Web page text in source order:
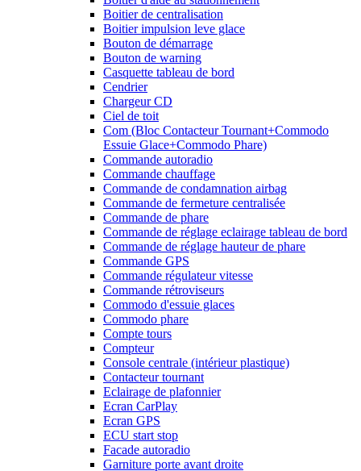
Boitier de centralisation
Boitier impulsion leve glace
Bouton de démarrage
Bouton de warning
Casquette tableau de bord
Cendrier
Chargeur CD
Ciel de toit
Com (Bloc Contacteur Tournant+Commodo
Essuie Glace+Commodo Phare)
Commande autoradio
Commande chauffage
Commande de condamnation airbag
Commande de fermeture centralisée
Commande de phare
Commande de réglage eclairage tableau de bord
Commande de réglage hauteur de phare
Commande GPS
Commande régulateur vitesse
Commande rétroviseurs
Commodo d'essuie glaces
Commodo phare
Compte tours
Compteur
Console centrale (intérieur plastique)
Contacteur tournant
Eclairage de plafonnier
Ecran CarPlay
Ecran GPS
ECU start stop
Facade autoradio
Garniture porte avant droite